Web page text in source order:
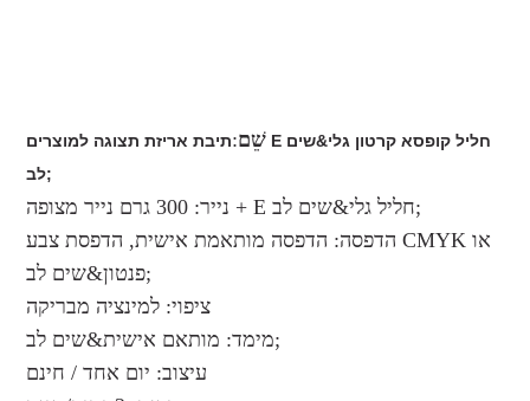
שֵׁם:תיבת אריזת תצוגה למוצרים E חליל קופסא קרטון גלי&שים
לב;
נייר: 300 גרם נייר מצופה + E חליל גלי&שים לב;
הדפסה: הדפסה מותאמת אישית, הדפסת צבע CMYK או
פנטון&שים לב;
ציפוי: למינציה מבריקה
מימד: מותאם אישית&שים לב;
עיצוב: יום אחד / חינם